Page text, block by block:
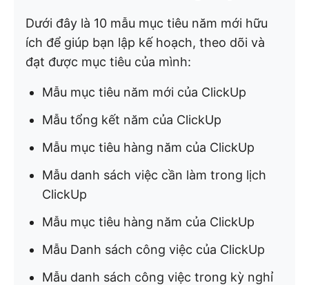
Dưới đây là 10 mẫu mục tiêu năm mới hữu
ích để giúp bạn lập kế hoạch, theo dõi và
đạt được mục tiêu của mình:
Mẫu mục tiêu năm mới của ClickUp
Mẫu tổng kết năm của ClickUp
Mẫu mục tiêu hàng năm của ClickUp
Mẫu danh sách việc cần làm trong lịch
ClickUp
Mẫu mục tiêu hàng năm của ClickUp
Mẫu Danh sách công việc của ClickUp
Mẫu danh sách công việc trong kỳ nghỉ